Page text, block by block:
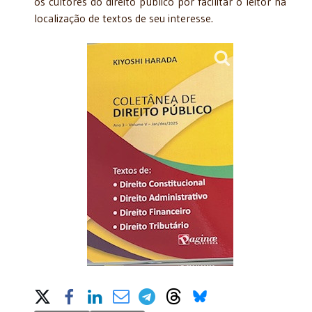
localização de textos de seu interesse.
Share on Social Media